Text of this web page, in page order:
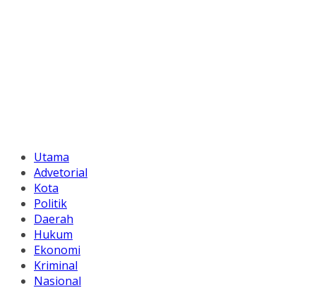
Utama
Advetorial
Kota
Politik
Daerah
Hukum
Ekonomi
Kriminal
Nasional